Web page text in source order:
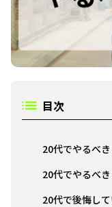
目次
20代でやるべ
20代でやるべき
20代で後悔し